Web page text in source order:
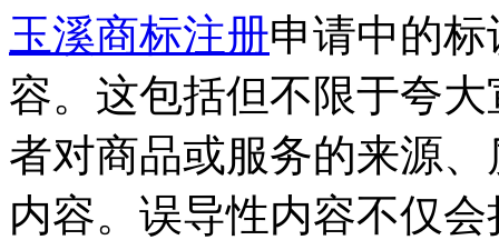
玉溪商标注册申请中的
容。这包括但不限于夸
者对商品或服务的来源
内容。误导性内容不仅